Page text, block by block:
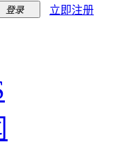
登录 立即注册